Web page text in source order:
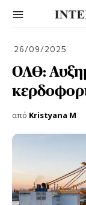
26/09/2025
ΟΛΘ:
από Kristyana M